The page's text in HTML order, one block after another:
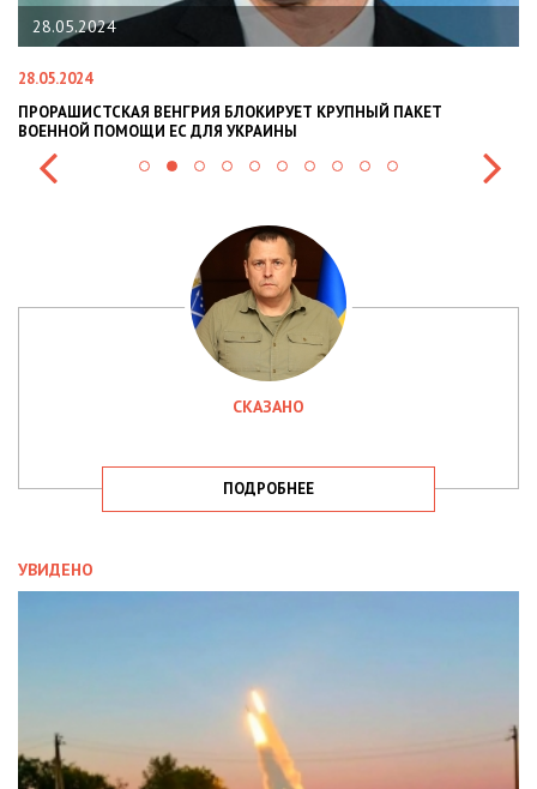
28.05.2024
28.05.2024
ПРОРАШИСТСКАЯ ВЕНГРИЯ БЛОКИРУЕТ КРУПНЫЙ ПАКЕТ
ВОЕННОЙ ПОМОЩИ ЕС ДЛЯ УКРАИНЫ
СКАЗАНО
ПОДРОБНЕЕ
УВИДЕНО